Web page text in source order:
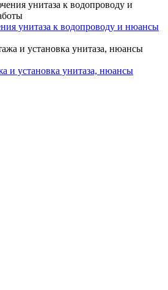
унитаза к водопроводу и нюансы
и установка унитаза, нюансы